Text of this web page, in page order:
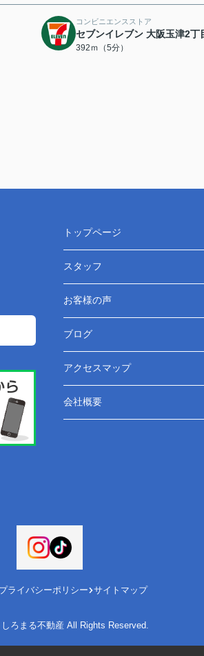
コンビニエンスストア
セブンイレブン 大阪玉津2丁
392ｍ（5分）
トップページ
スタッフ
お客様の声
ブログ
アクセスマップ
会社概要
プライバシーポリシー サイトマップ
ろまる不動産 All Rights Reserved.